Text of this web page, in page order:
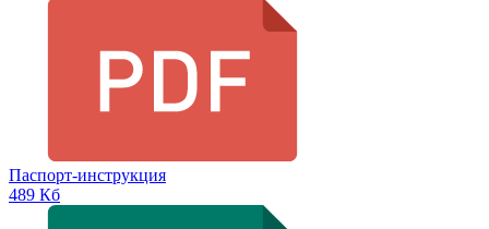
Паспорт-инструкция
489 Кб